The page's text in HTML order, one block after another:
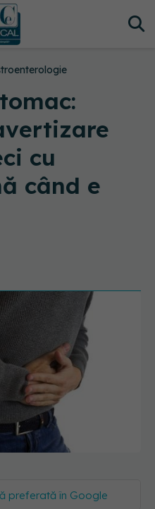
cu
când e
preferată în Google